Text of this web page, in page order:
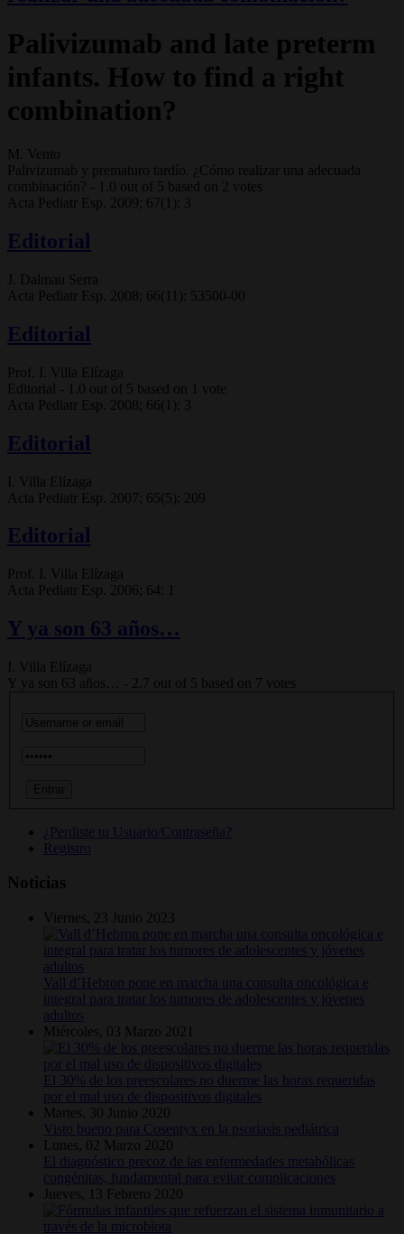
Palivizumab and late preterm
infants. How to find a right
combination?
M. Vento
Palivizumab y prematuro tardío. ¿Cómo realizar una adecuada
combinación? - 1.0 out of 5 based on 2 votes
Acta Pediatr Esp. 2009; 67(1): 3
Editorial
J. Dalmau Serra
Acta Pediatr Esp. 2008; 66(11): 53500-00
Editorial
Prof. I. Villa Elízaga
Editorial - 1.0 out of 5 based on 1 vote
Acta Pediatr Esp. 2008; 66(1): 3
Editorial
I. Villa Elízaga
Acta Pediatr Esp. 2007; 65(5): 209
Editorial
Prof. I. Villa Elízaga
Acta Pediatr Esp. 2006; 64: 1
Y ya son 63 años…
I. Villa Elízaga
Y ya son 63 años… - 2.7 out of 5 based on 7 votes
¿Perdiste tu Usuario/Contraseña?
Registro
Noticias
Viernes, 23 Junio 2023
Vall d’Hebron pone en marcha una consulta oncológica e
integral para tratar los tumores de adolescentes y jóvenes
adultos
Miércoles, 03 Marzo 2021
El 30% de los preescolares no duerme las horas requeridas
por el mal uso de dispositivos digitales
Martes, 30 Junio 2020
Visto bueno para Cosentyx en la psoriasis pediátrica
Lunes, 02 Marzo 2020
El diagnóstico precoz de las enfermedades metabólicas
congénitas, fundamental para evitar complicaciones
Jueves, 13 Febrero 2020